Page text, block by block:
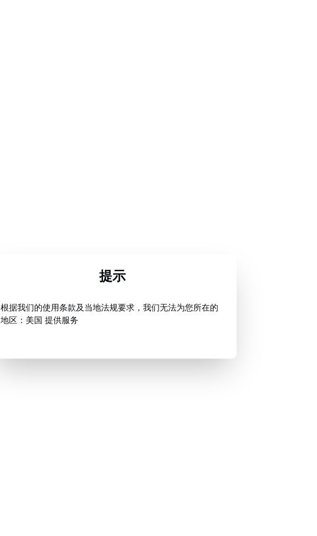
提示
根据我们的使用条款及当地法规要求，我们无法为您所在的
地区：美国 提供服务